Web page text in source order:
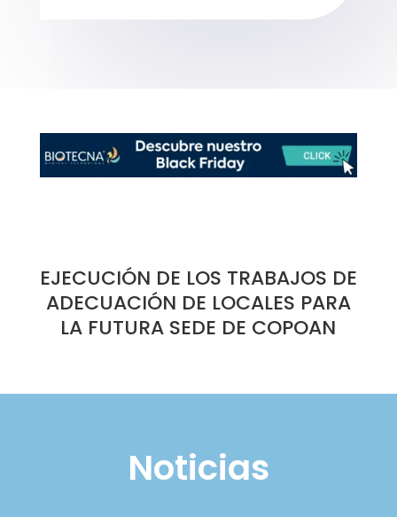
EJECUCIÓN DE LOS TRABAJOS DE
ADECUACIÓN DE LOCALES PARA
LA FUTURA SEDE DE COPOAN
Noticias